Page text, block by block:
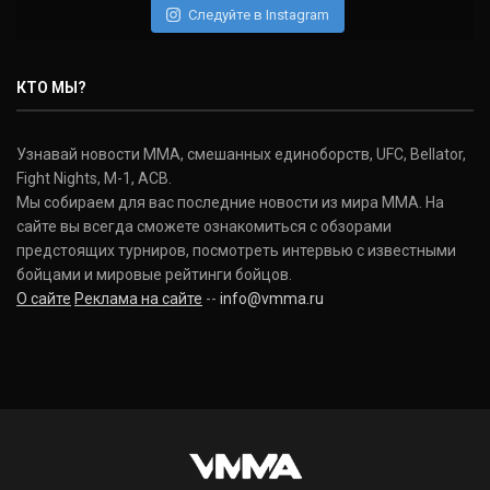
Donald Cerrone
(36-15-0, 1)
Исраэль Адесанья
Israel Adesanya
(19-0-0, 0)
Следуйте в Instagram
КТО МЫ?
Узнавай новости ММА, смешанных единоборств, UFC, Bellator,
Fight Nights, M-1, ACB.
Мы собираем для вас последние новости из мира ММА. На
сайте вы всегда сможете ознакомиться с обзорами
предстоящих турниров, посмотреть интервью с известными
бойцами и мировые рейтинги бойцов.
О сайте Реклама на сайте -- info@vmma.ru